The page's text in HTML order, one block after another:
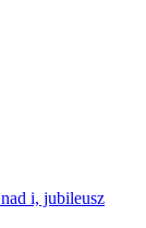
i, jubileusz